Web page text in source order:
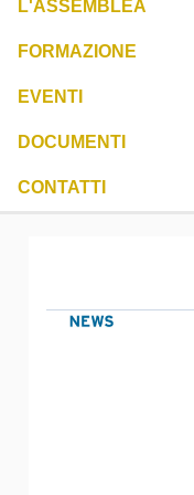
L'ASSEMBLEA
FORMAZIONE
EVENTI
DOCUMENTI
CONTATTI